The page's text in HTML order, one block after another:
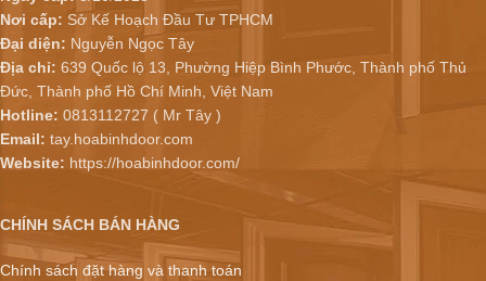
Nơi cấp: Sở Kế Hoạch Đầu Tư TPHCM
Đại diện: Nguyễn Ngọc Tây
Địa chỉ: 639 Quốc lộ 13, Phường Hiệp Bình Phước, Thành phố Thủ
Đức, Thành phố Hồ Chí Minh, Việt Nam
Hotline: 0813112727 ( Mr Tây )
Email: tay.hoabinhdoor.com
Website: https://hoabinhdoor.com/
CHÍNH SÁCH BÁN HÀNG
Chính sách đặt hàng và thanh toán